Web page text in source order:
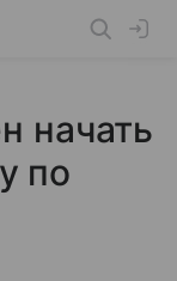
начать
по